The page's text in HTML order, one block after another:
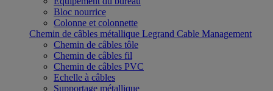
Bloc nourrice
Colonne et colonnette
Chemin de câbles métallique Legrand Cable Management
Chemin de câbles tôle
Chemin de câbles fil
Chemin de câbles PVC
Echelle à câbles
Supportage métallique